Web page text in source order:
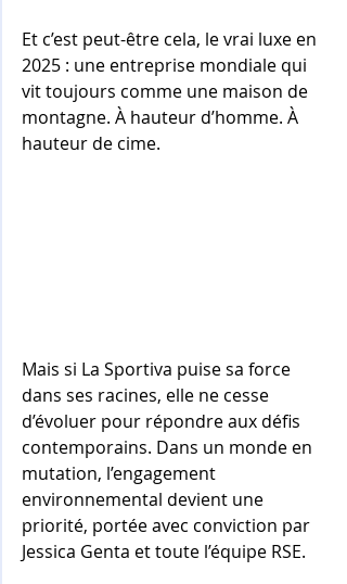
Et c’est peut-être cela, le vrai luxe en
2025 : une entreprise mondiale qui
vit toujours comme une maison de
montagne. À hauteur d’homme. À
hauteur de cime.
Mais si La Sportiva puise sa force
dans ses racines, elle ne cesse
d’évoluer pour répondre aux défis
contemporains. Dans un monde en
mutation, l’engagement
environnemental devient une
priorité, portée avec conviction par
Jessica Genta et toute l’équipe RSE.